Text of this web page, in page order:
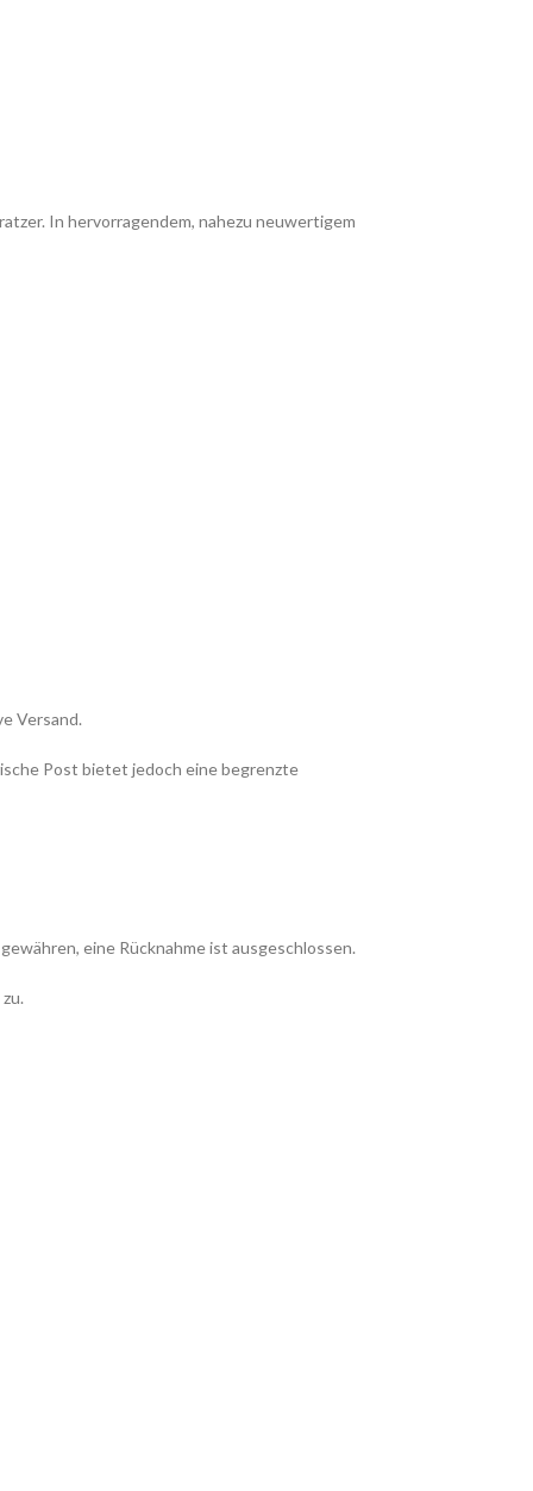
In hervorragendem, nahezu neuwertigem
Versand.
Post bietet jedoch eine begrenzte
eine Rücknahme ist ausgeschlossen.